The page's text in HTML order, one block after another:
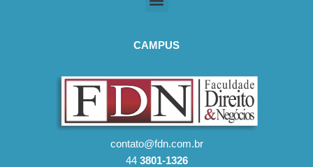
CAMPUS
contato@fdn.com.br
44 3801-1326